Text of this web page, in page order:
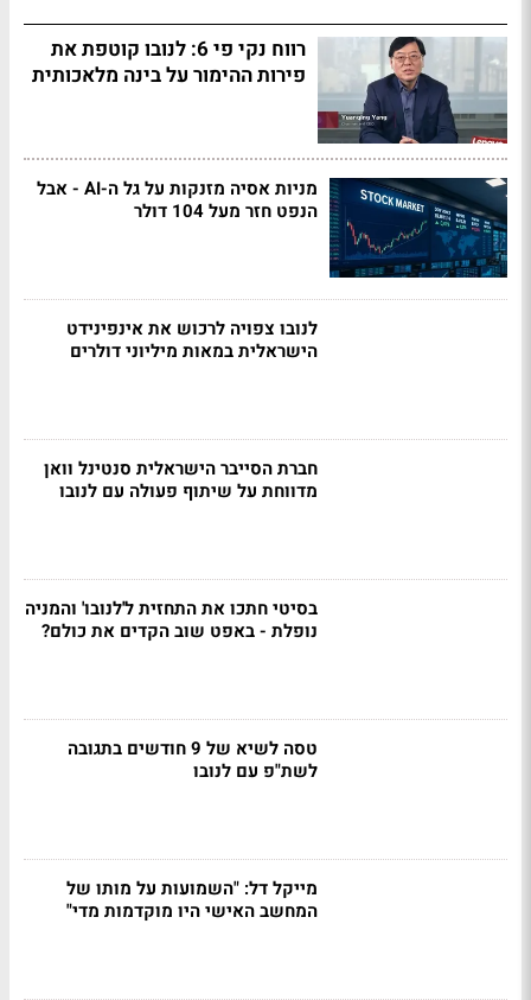
רווח נקי פי 6: לנובו קוטפת את
פירות ההימור על בינה מלאכותית
מניות אסיה מזנקות על גל ה-AI - אבל
הנפט חזר מעל 104 דולר
לנובו צפויה לרכוש את אינפינידט
הישראלית במאות מיליוני דולרים
חברת הסייבר הישראלית סנטינל וואן
מדווחת על שיתוף פעולה עם לנובו
בסיטי חתכו את התחזית ל'לנובו' והמניה
נופלת - באפט שוב הקדים את כולם?
טסה לשיא של 9 חודשים בתגובה
לשת"פ עם לנובו
מייקל דל: "השמועות על מותו של
המחשב האישי היו מוקדמות מדי"